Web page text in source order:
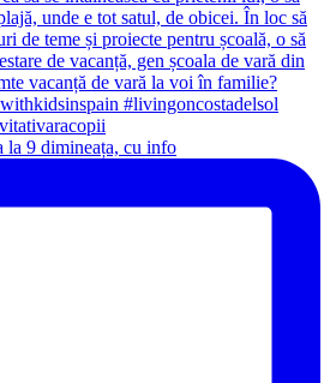
la 9 dimineața, cu info